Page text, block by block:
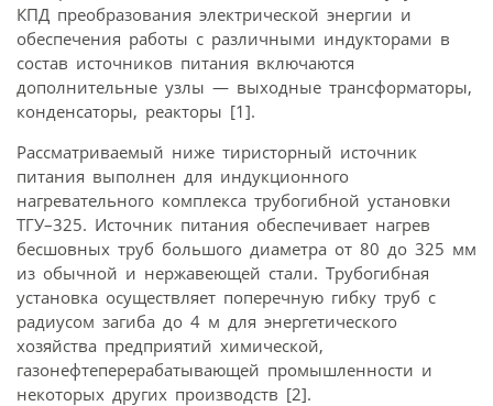
КПД преобразования электрической энергии и
обеспечения работы с различными индукторами в
состав источников питания включаются
дополнительные узлы — выходные трансформаторы,
конденсаторы, реакторы [1].
Рассматриваемый ниже тиристорный источник
питания выполнен для индукционного
нагревательного комплекса трубогибной установки
ТГУ–325. Источник питания обеспечивает нагрев
бесшовных труб большого диаметра от 80 до 325 мм
из обычной и нержавеющей стали. Трубогибная
установка осуществляет поперечную гибку труб с
радиусом загиба до 4 м для энергетического
хозяйства предприятий химической,
газонефтеперерабатывающей промышленности и
некоторых других производств [2].